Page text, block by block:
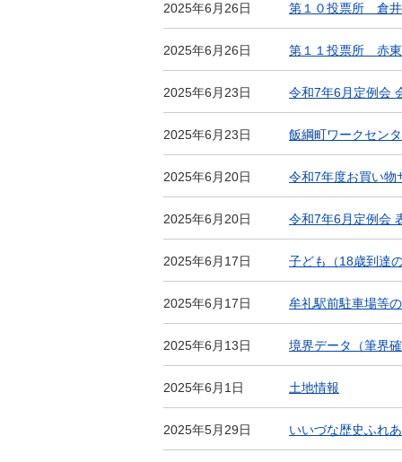
2025年6月26日 第１０投票所 倉井
2025年6月26日 第１１投票所 赤東
2025年6月23日 令和7年6月定例会
2025年6月23日 飯綱町ワークセン
2025年6月20日 令和7年度お買い
2025年6月20日 令和7年6月定例会
2025年6月17日 子ども（18歳到達
2025年6月17日 牟礼駅前駐車場等
2025年6月13日 境界データ（筆界
2025年6月1日 土地情報
2025年5月29日 いいづな歴史ふれ